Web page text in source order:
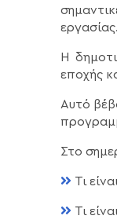
εργασίας.
Η
εποχής
Αυτό
Στο
Τι
Τι